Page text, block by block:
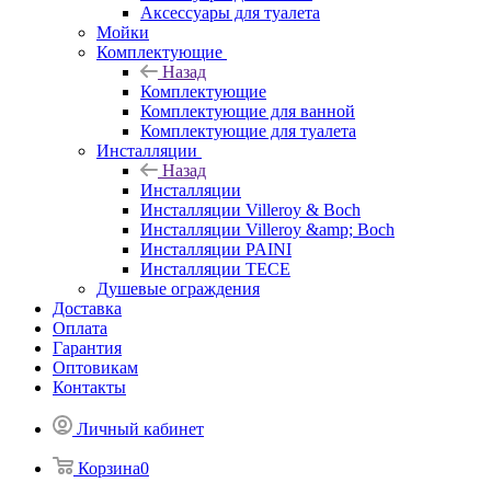
Аксессуары для туалета
Мойки
Комплектующие
Назад
Комплектующие
Комплектующие для ванной
Комплектующие для туалета
Инсталляции
Назад
Инсталляции
Инсталляции Villeroy & Boch
Инсталляции Villeroy &amp; Boch
Инсталляции PAINI
Инсталляции TECE
Душевые ограждения
Доставка
Оплата
Гарантия
Оптовикам
Контакты
Личный кабинет
Корзина0